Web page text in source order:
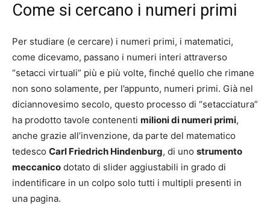
Come si cercano i numeri primi
Per studiare (e cercare) i numeri primi, i matematici,
come dicevamo, passano i numeri interi attraverso
“setacci virtuali” più e più volte, finché quello che rimane
non sono solamente, per l’appunto, numeri primi. Già nel
diciannovesimo secolo, questo processo di “setacciatura”
ha prodotto tavole contenenti milioni di numeri primi,
anche grazie all’invenzione, da parte del matematico
tedesco Carl Friedrich Hindenburg, di uno strumento
meccanico dotato di slider aggiustabili in grado di
indentificare in un colpo solo tutti i multipli presenti in
una pagina.